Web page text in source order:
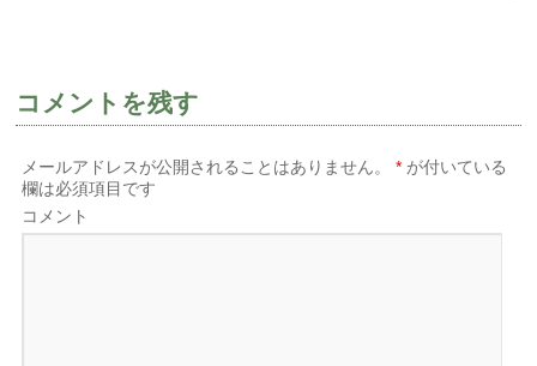
開
き
ま
し
い
ウ
ド
ウ
で
ま
開
き
ま
コメントを残す
メールアドレスが公開されることはありません。 * が付いている
欄は必須項目です
コメント